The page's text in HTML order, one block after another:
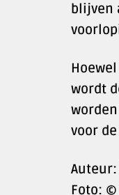
blijven
wordt
voor
Foto: ©